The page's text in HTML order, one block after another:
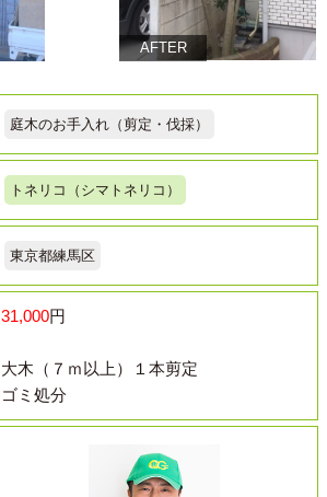
AFTER
庭木のお手入れ（剪定・伐採）
トネリコ（シマトネリコ）
東京都練馬区
31,000円
大木（７ｍ以上）１本剪定
ゴミ処分